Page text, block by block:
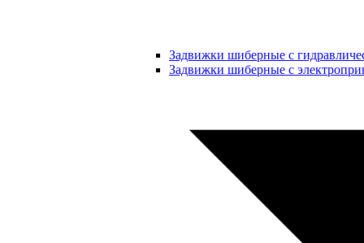
Задвижки шиберные с
Задвижки шиберные с